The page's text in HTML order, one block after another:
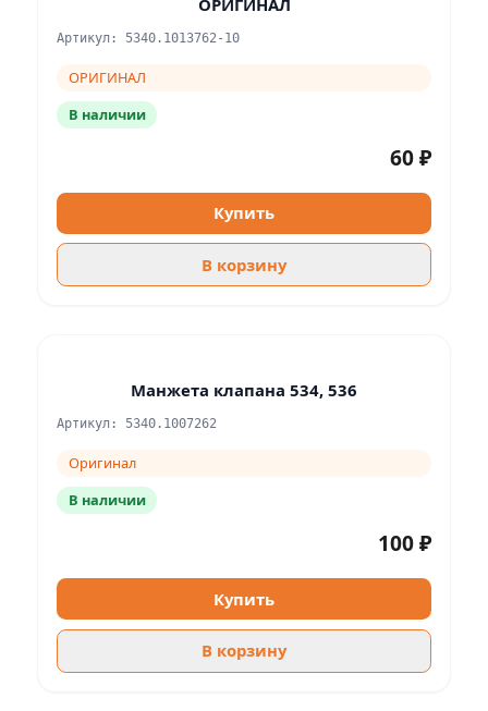
Артикул: 5340.1013762-10
ОРИГИНАЛ
В наличии
60 ₽
Купить
В корзину
Манжета клапана 534, 536
Артикул: 5340.1007262
Оригинал
В наличии
100 ₽
Купить
В корзину